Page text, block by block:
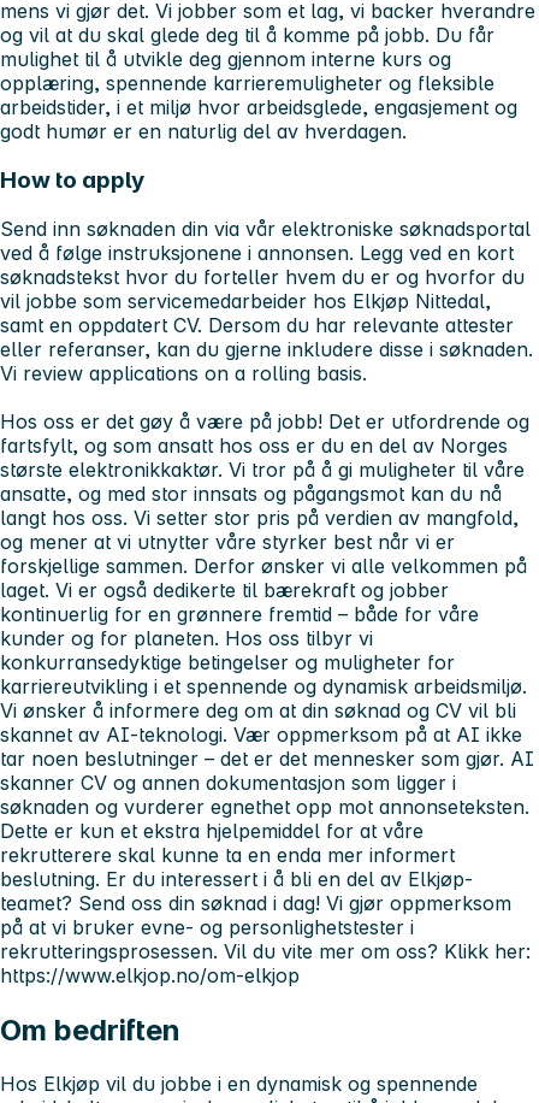
mens vi gjør det. Vi jobber som et lag, vi backer hverandre
og vil at du skal glede deg til å komme på jobb. Du får
mulighet til å utvikle deg gjennom interne kurs og
opplæring, spennende karrieremuligheter og fleksible
arbeidstider, i et miljø hvor arbeidsglede, engasjement og
godt humør er en naturlig del av hverdagen.
How to apply
Send inn søknaden din via vår elektroniske søknadsportal
ved å følge instruksjonene i annonsen. Legg ved en kort
søknadstekst hvor du forteller hvem du er og hvorfor du
vil jobbe som servicemedarbeider hos Elkjøp Nittedal,
samt en oppdatert CV. Dersom du har relevante attester
eller referanser, kan du gjerne inkludere disse i søknaden.
Vi review applications on a rolling basis.
Hos oss er det gøy å være på jobb! Det er utfordrende og
fartsfylt, og som ansatt hos oss er du en del av Norges
største elektronikkaktør. Vi tror på å gi muligheter til våre
ansatte, og med stor innsats og pågangsmot kan du nå
langt hos oss. Vi setter stor pris på verdien av mangfold,
og mener at vi utnytter våre styrker best når vi er
forskjellige sammen. Derfor ønsker vi alle velkommen på
laget. Vi er også dedikerte til bærekraft og jobber
kontinuerlig for en grønnere fremtid – både for våre
kunder og for planeten. Hos oss tilbyr vi
konkurransedyktige betingelser og muligheter for
karriereutvikling i et spennende og dynamisk arbeidsmiljø.
Vi ønsker å informere deg om at din søknad og CV vil bli
skannet av AI-teknologi. Vær oppmerksom på at AI ikke
tar noen beslutninger – det er det mennesker som gjør. AI
skanner CV og annen dokumentasjon som ligger i
søknaden og vurderer egnethet opp mot annonseteksten.
Dette er kun et ekstra hjelpemiddel for at våre
rekrutterere skal kunne ta en enda mer informert
beslutning. Er du interessert i å bli en del av Elkjøp-
teamet? Send oss din søknad i dag! Vi gjør oppmerksom
på at vi bruker evne- og personlighetstester i
rekrutteringsprosessen. Vil du vite mer om oss? Klikk her:
https://www.elkjop.no/om-elkjop
Om bedriften
Hos Elkjøp vil du jobbe i en dynamisk og spennende